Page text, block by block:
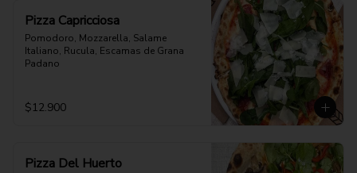
Pizza Capricciosa
Pomodoro, Mozzarella, Salame
Italiano, Rucula, Escamas de Grana
Padano
$12.900
Pizza Del Huerto